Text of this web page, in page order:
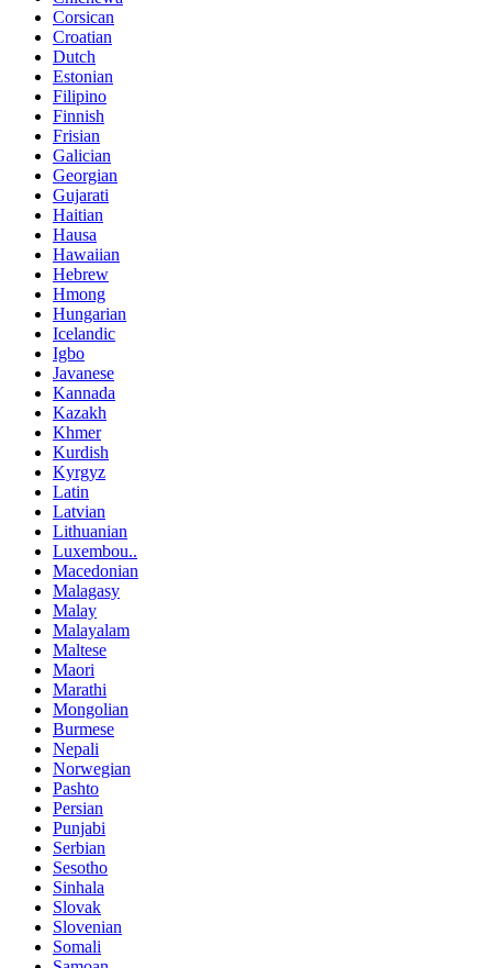
Corsican
Croatian
Dutch
Estonian
Filipino
Finnish
Frisian
Galician
Georgian
Gujarati
Haitian
Hausa
Hawaiian
Hebrew
Hmong
Hungarian
Icelandic
Igbo
Javanese
Kannada
Kazakh
Khmer
Kurdish
Kyrgyz
Latin
Latvian
Lithuanian
Luxembou..
Macedonian
Malagasy
Malay
Malayalam
Maltese
Maori
Marathi
Mongolian
Burmese
Nepali
Norwegian
Pashto
Persian
Punjabi
Serbian
Sesotho
Sinhala
Slovak
Slovenian
Somali